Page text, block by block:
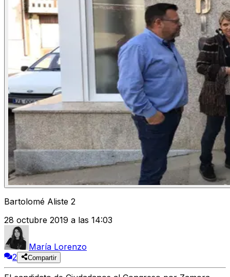
Bartolomé Aliste 2
28 octubre 2019 a las 14:03
María Lorenzo
2
Compartir